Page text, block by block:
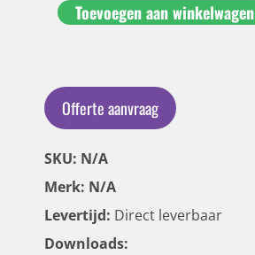
Toevoegen aan winkelwagen
Offerte aanvraag
SKU: N/A
Merk: N/A
Levertijd: Direct leverbaar
Downloads: